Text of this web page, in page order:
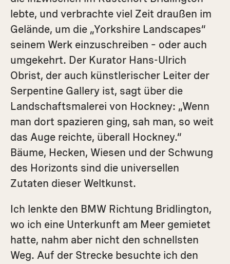
lebte, und verbrachte viel Zeit draußen im
Gelände, um die „Yorkshire Landscapes“
seinem Werk einzuschreiben – oder auch
umgekehrt. Der Kurator Hans-Ulrich
Obrist, der auch künstlerischer Leiter der
Serpentine Gallery ist, sagt über die
Landschaftsmalerei von Hockney: „Wenn
man dort spazieren ging, sah man, so weit
das Auge reichte, überall Hockney.“
Bäume, Hecken, Wiesen und der Schwung
des Horizonts sind die universellen
Zutaten dieser Weltkunst.
Ich lenkte den BMW Richtung Bridlington,
wo ich eine Unterkunft am Meer gemietet
hatte, nahm aber nicht den schnellsten
Weg. Auf der Strecke besuchte ich den